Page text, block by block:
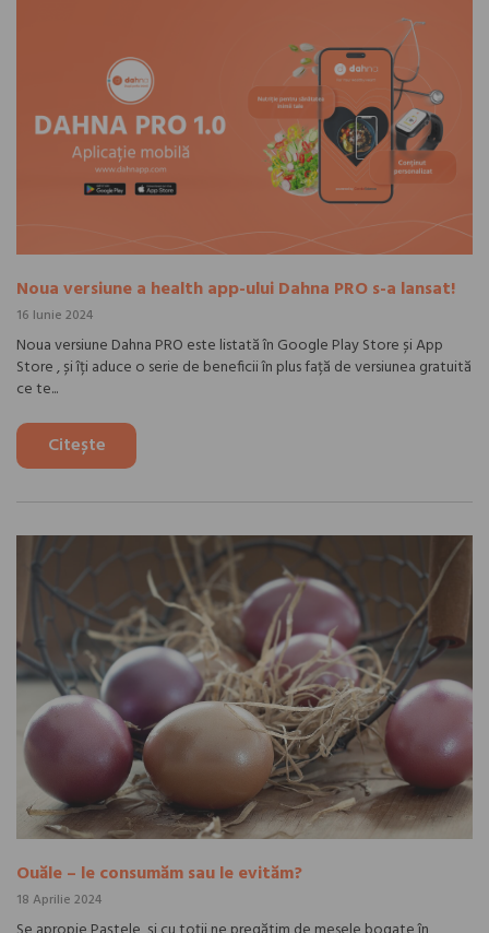
Noua versiune a health app-ului Dahna PRO s-a lansat!
16 Iunie 2024
Noua versiune Dahna PRO este listată în Google Play Store și App
Store , și îți aduce o serie de beneficii în plus față de versiunea gratuită
ce te...
Citește
Ouăle – le consumăm sau le evităm?
18 Aprilie 2024